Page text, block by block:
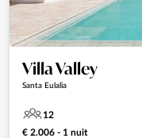
Villa Valley
Santa Eulalia
12
€ 2.006 - 1 nuit